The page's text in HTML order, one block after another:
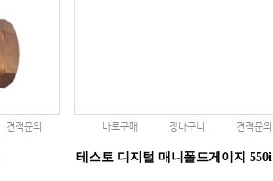
견적문의 바로구매 장바구니 견적문의
테스토 디지털 매니폴드게이지 550i